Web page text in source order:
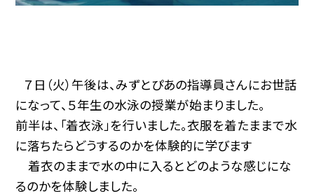
７日（火）午後は、みずとぴあの指導員さんにお世話
になって、５年生の水泳の授業が始まりました。
前半は、「着衣泳」を行いました。衣服を着たままで水
に落ちたらどうするのかを体験的に学びます
着衣のままで水の中に入るとどのような感じにな
るのかを体験しました。